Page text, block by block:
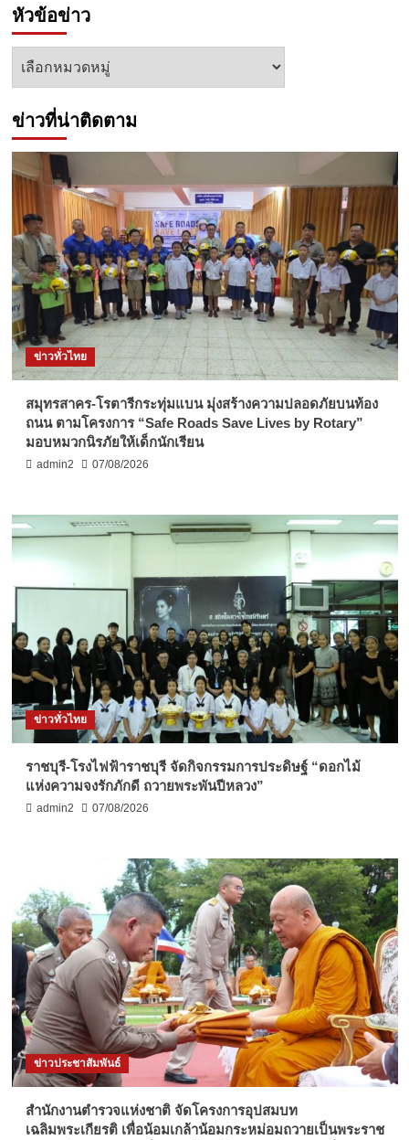
หัวข้อข่าว
หัวข้อ
ข่าวที่น่าติดตาม
ข่าวทั่วไทย
สมุทรสาคร-โรตารีกระทุ่มแบน มุ่งสร้างความปลอดภัยบนท้อง
ถนน ตามโครงการ “Safe Roads Save Lives by Rotary”
มอบหมวกนิรภัยให้เด็กนักเรียน
admin2 07/08/2026
ข่าวทั่วไทย
ราชบุรี-โรงไฟฟ้าราชบุรี จัดกิจกรรมการประดิษฐ์ “ดอกไม้
แห่งความจงรักภักดี ถวายพระพันปีหลวง”
admin2 07/08/2026
ข่าวประชาสัมพันธ์
สำนักงานตำรวจแห่งชาติ จัดโครงการอุปสมบท
เฉลิมพระเกียรติ เพื่อน้อมเกล้าน้อมกระหม่อมถวายเป็นพระราช